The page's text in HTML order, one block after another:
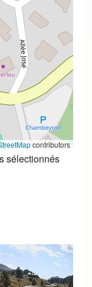
contributors
sélectionnés